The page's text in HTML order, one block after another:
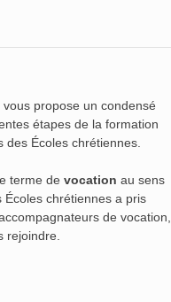
vous propose un condensé
étapes de la formation
Écoles chrétiennes.
terme de vocation au sens
chrétiennes a pris
de vocation,
rejoindre.